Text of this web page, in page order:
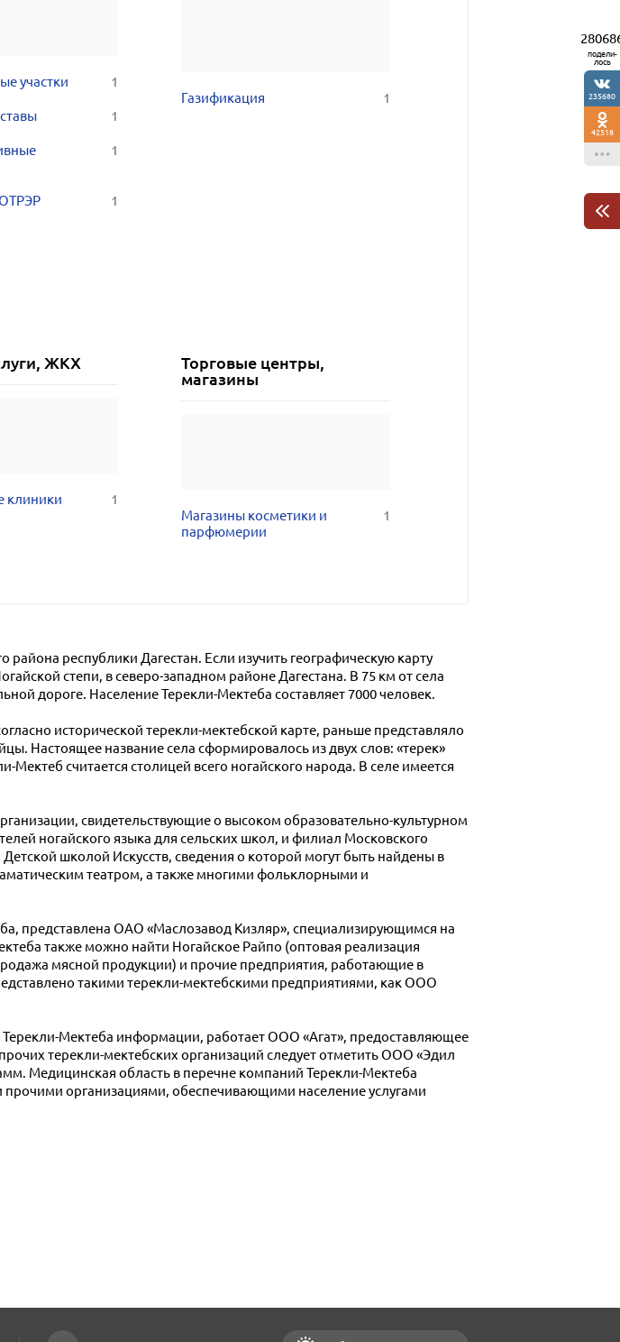
участки 1
1
1
1
Газификация 1
ЖКХ
клиники 1
Торговые центры,
магазины
Магазины косметики и
парфюмерии
1
республики Дагестан. Если изучить географическую карту
степи, в северо-западном районе Дагестана. В 75 км от села
дороге. Население Терекли-Мектеба составляет 7000 человек.
исторической терекли-мектебской карте, раньше представляло
Настоящее название села сформировалось из двух слов: «терек»
Мектеб считается столицей всего ногайского народа. В селе имеется
свидетельствующие о высоком образовательно-культурном
ногайского языка для сельских школ, и филиал Московского
школой Искусств, сведения о которой могут быть найдены в
театром, а также многими фольклорными и
представлена ОАО «Маслозавод Кизляр», специализирующимся на
также можно найти Ногайское Райпо (оптовая реализация
мясной продукции) и прочие предприятия, работающие в
такими терекли-мектебскими предприятиями, как ООО
Мектеба информации, работает ООО «Агат», предоставляющее
терекли-мектебских организаций следует отметить ООО «Эдил
Медицинская область в перечне компаний Терекли-Мектеба
организациями, обеспечивающими население услугами
подели-
лось
235680
42518